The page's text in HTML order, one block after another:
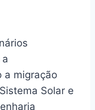
a migração
Solar e